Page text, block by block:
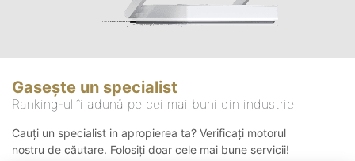
Gasește un specialist
Ranking-ul îi adună pe cei mai buni din industrie
Cauți un specialist in apropierea ta? Verificați motorul
nostru de căutare. Folosiți doar cele mai bune servicii!